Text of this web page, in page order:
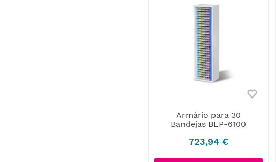
Armário para 30
Bandejas BLP-6100
723,94 €